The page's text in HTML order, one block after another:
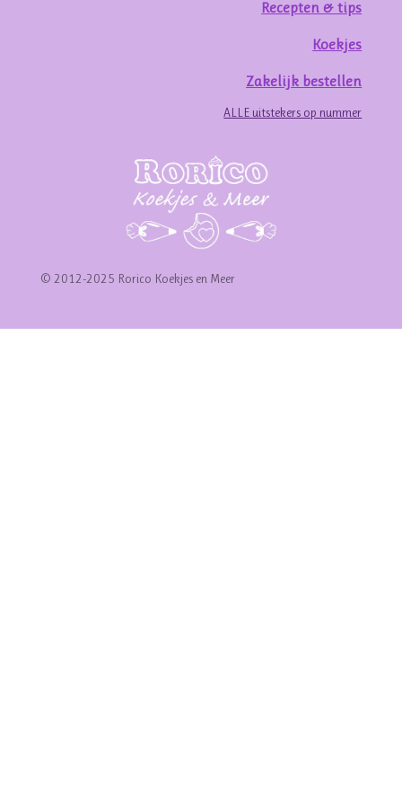
Recepten & tips
Koekjes
Zakelijk bestellen
ALLE uitstekers op nummer
© 2012-2025 Rorico Koekjes en Meer